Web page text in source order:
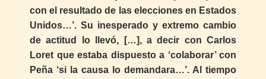
con el resultado de las elecciones en Estados
Unidos…’. Su inesperado y extremo cambio
de actitud lo llevó, […], a decir con Carlos
Loret que estaba dispuesto a ‘colaborar’ con
Peña ‘si la causa lo demandara…’. Al tiempo